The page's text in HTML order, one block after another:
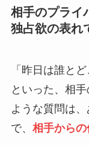
相手のプライ
独占欲の表れ
「昨日は誰と
といった、相
ような質問は
で、 相手からの